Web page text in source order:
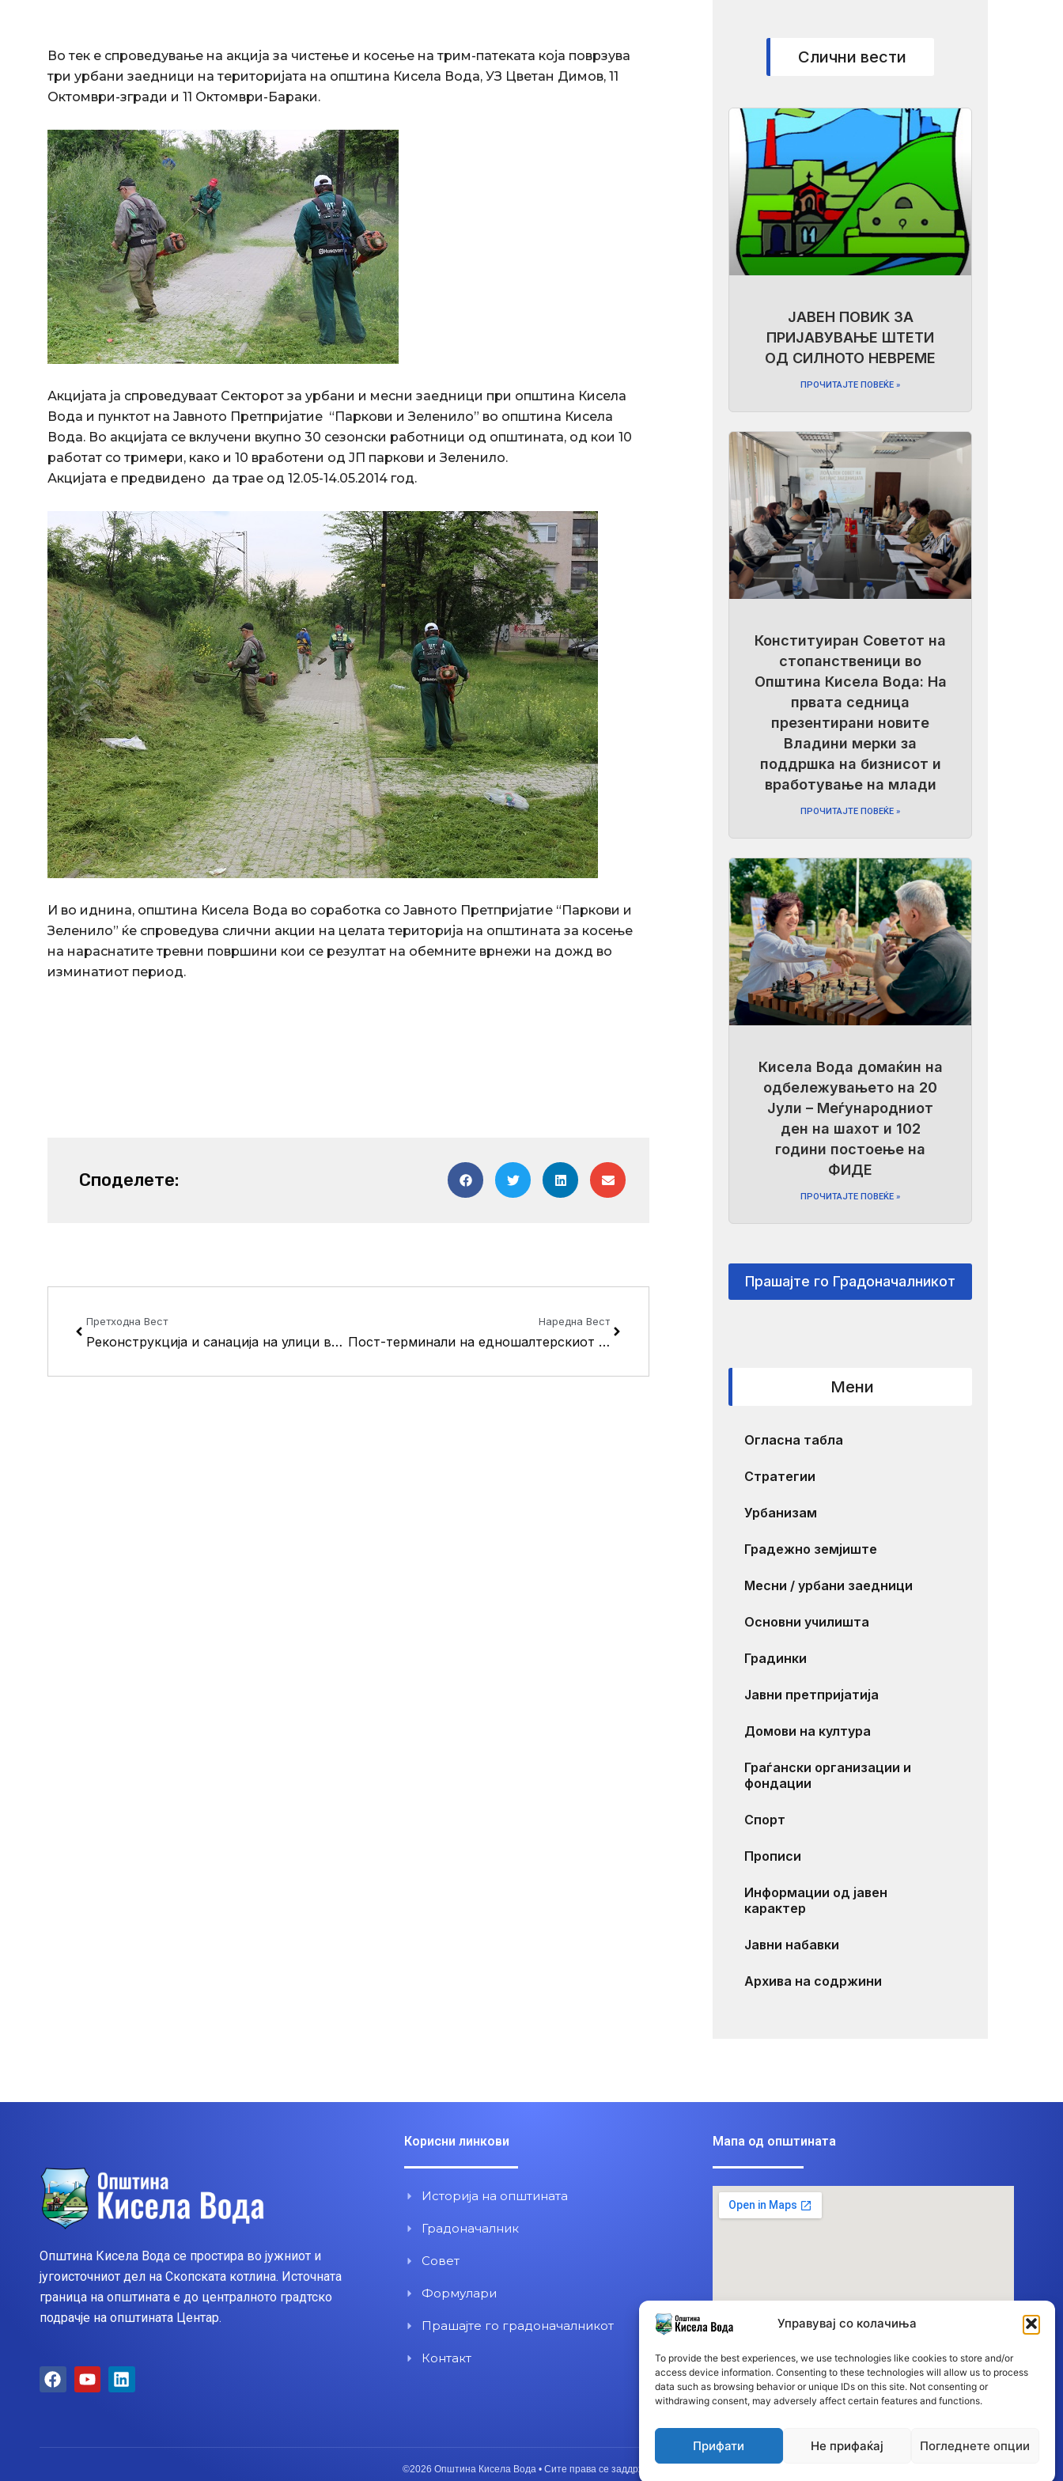
Управувај со колачиња
To provide the best experiences, we use technologies like cookies to store and/or
access device information. Consenting to these technologies will allow us to process
data such as browsing behavior or unique IDs on this site. Not consenting or
withdrawing consent, may adversely affect certain features and functions.
Прифати Не прифаќај Погледнете опции
Во тек е спроведување на акција за чистење и косење на трим-патеката која поврзува
три урбани заедници на територијата на општина Кисела Вода, УЗ Цветан Димов, 11
Октомври-згради и 11 Октомври-Бараки.
Акцијата ја спроведуваат Секторот за урбани и месни заедници при општина Кисела
Вода и пунктот на Јавното Претпријатие “Паркови и Зеленило” во општина Кисела
Вода. Во акцијата се вклучени вкупно 30 сезонски работници од општината, од кои 10
работат со тримери, како и 10 вработени од ЈП паркови и Зеленило.
Акцијата е предвидено да трае од 12.05-14.05.2014 год.
И во иднина, општина Кисела Вода во соработка со Јавното Претпријатие “Паркови и
Зеленило” ќе спроведува слични акции на целата територија на oпштината за косење
на нараснатите тревни површини кои се резултат на обемните врнежи на дожд во
изминатиот период.
Споделете:
Претходна Вест
Реконструкцијa и санација на улици во Црниче
Наредна Вест
Пост-терминали на едношалтерскиот систем за побрза услуга
Слични вести
ЈАВЕН ПОВИК ЗА
ПРИЈАВУВАЊЕ ШТЕТИ
ОД СИЛНОТО НЕВРЕМЕ
ПРОЧИТАЈТЕ ПОВЕЌЕ »
Конституиран Советот на
стопанственици во
Општина Кисела Вода: На
првата седница
презентирани новите
Владини мерки за
поддршка на бизнисот и
вработување на млади
ПРОЧИТАЈТЕ ПОВЕЌЕ »
Кисела Вода домаќин на
одбележувањето на 20
Јули – Меѓународниот
ден на шахот и 102
години постоење на
ФИДЕ
ПРОЧИТАЈТЕ ПОВЕЌЕ »
Прашајте го Градоначалникот
Мени
Огласна табла
Стратегии
Урбанизам
Градежно земјиште
Месни / урбани заедници
Основни училишта
Градинки
Јавни претпријатија
Домови на култура
Граѓански организации и
фондации
Спорт
Прописи
Информации од јавен
карактер
Јавни набавки
Архива на содржини
Општина Кисела Вода се простира во јужниот и
југоисточниот дел на Скопската котлина. Источната
граница на општината е до централното градтско
подрачје на општината Центар.
F
a
Y
o
L
i
Корисни линкови
Историја на општината
Градоначалник
Совет
Формулари
Прашајте го градоначалникот
Контакт
Мапа од општината
©2026 Општина Кисела Вода • Сите права се заддржани